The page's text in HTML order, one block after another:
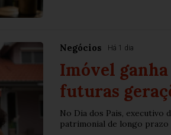
Negócios Há 1 dia
Imóvel
futuras
No Dia dos Pais, executivo
patrimonial de longo prazo